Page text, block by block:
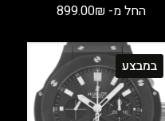
החל מ- 899.00₪
זה
יש
מספר
סוגים.
במבצע